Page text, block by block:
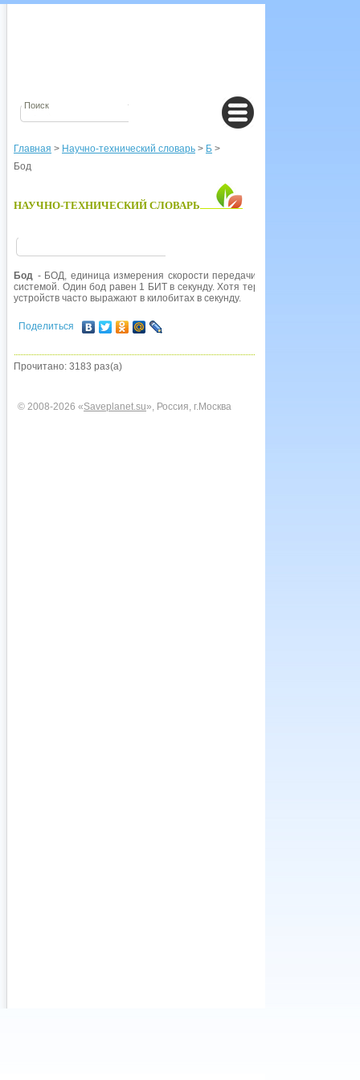
Главная > Научно-технический словарь > Б >
Бод
НАУЧНО-ТЕХНИЧЕСКИЙ СЛОВАРЬ
Бод - БОД, единица измерения скорости передачи информации
системой. Один бод равен 1 БИТ в секунду. Хотя термин до сих пор
устройств часто выражают в килобитах в секунду.
Поделиться
Прочитано: 3183 раз(а)
© 2008-2026 «Saveplanet.su», Россия, г.Москва